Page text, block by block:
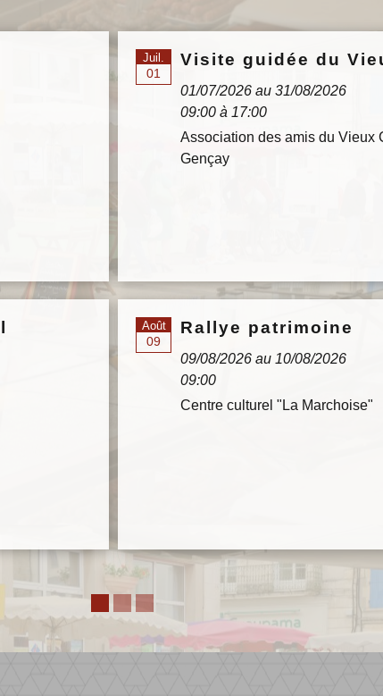
Juil.
01
Visite guidée du
01/07/2026 au 31/08/2026
09:00 à 17:00
Association des amis du Vieux
Gençay
Août
09
Rallye patrimoine
09/08/2026 au 10/08/2026
09:00
Centre culturel "La Marchoise"